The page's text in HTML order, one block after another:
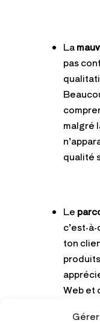
La
pas
malgré
qualité
Le
c’est-
ton
Web et